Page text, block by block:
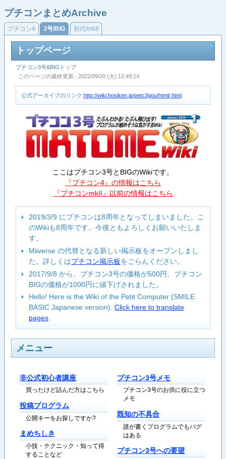
プチコンまとめArchive
プチコン4 3号/BIG 初代/mkII
トップページ
プチコン3号&BIGトップ
このページの最終更新 : 2022/09/20 (火) 12:49:14
公式アーカイブのリンク:http://wiki.hosiken.jp/petc3gou/html/.html
ここはプチコン3号とBIGのWikiです。
『プチコン4』の情報はこちら
『プチコンmkII』以前の情報はこちら
2019/3/9 にプチコンは8周年となってしまいました。こ
のWikiも8周年です。今後ともよろしくお願いいたしま
す。
Miiverse の代替となる新しい掲示板をオープンしまし
た。詳しくはプチコン掲示板をごらんください。
2017/9/8 から、プチコン3号の価格が500円、プチコン
BIGの価格が1000円に値下げされました。
Hello! Here is the Wiki of the Petit Computer (SMILE
BASIC Japanese version). Click here to translate
pages.
メニュー
非公式初心者講座
買ったけど詰んだ方はこちら
投稿プログラム
公開キーをお探しですか?
まめちしき
小技・テクニック・知って得
することなど
プチコン3号メモ
プチコン3号のお供に役に立つ
メモ
既知の不具合
誰が書くプログラムでもバグ
はある
プチコン3号への要望